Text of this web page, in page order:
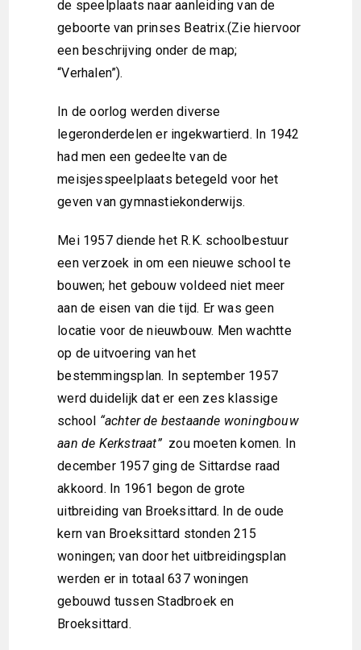
de speelplaats naar aanleiding van de
geboorte van prinses Beatrix.(Zie hiervoor
een beschrijving onder de map;
“Verhalen”).
In de oorlog werden diverse
legeronderdelen er ingekwartierd. In 1942
had men een gedeelte van de
meisjesspeelplaats betegeld voor het
geven van gymnastiekonderwijs.
Mei 1957 diende het R.K. schoolbestuur
een verzoek in om een nieuwe school te
bouwen; het gebouw voldeed niet meer
aan de eisen van die tijd. Er was geen
locatie voor de nieuwbouw. Men wachtte
op de uitvoering van het
bestemmingsplan. In september 1957
werd duidelijk dat er een zes klassige
school “achter de bestaande woningbouw
aan de Kerkstraat”zou moeten komen. In
december 1957 ging de Sittardse raad
akkoord. In 1961 begon de grote
uitbreiding van Broeksittard. In de oude
kern van Broeksittard stonden 215
woningen; van door het uitbreidingsplan
werden er in totaal 637 woningen
gebouwd tussen Stadbroek en
Broeksittard.